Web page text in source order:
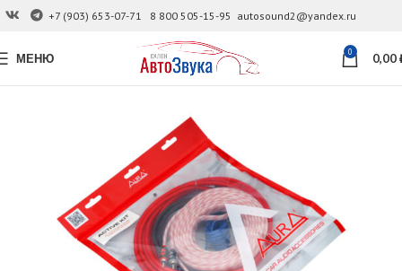
+7 (903) 653-07-71 8 800 505-15-95 autosound2@yandex.ru
МЕНЮ 0 0,00